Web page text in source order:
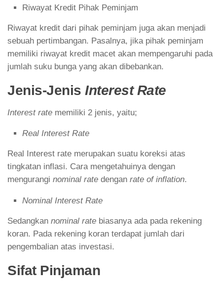
Riwayat Kredit Pihak Peminjam
Riwayat kredit dari pihak peminjam juga akan menjadi
sebuah pertimbangan. Pasalnya, jika pihak peminjam
memiliki riwayat kredit macet akan mempengaruhi pada
jumlah suku bunga yang akan dibebankan.
Jenis-Jenis Interest Rate
Interest rate memiliki 2 jenis, yaitu;
Real Interest Rate
Real Interest rate merupakan suatu koreksi atas
tingkatan inflasi. Cara mengetahuinya dengan
mengurangi nominal rate dengan rate of inflation.
Nominal Interest Rate
Sedangkan nominal rate biasanya ada pada rekening
koran. Pada rekening koran terdapat jumlah dari
pengembalian atas investasi.
Sifat Pinjaman